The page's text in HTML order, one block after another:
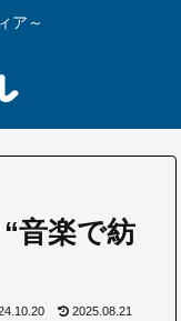
ア～
音楽で紡
2025.08.21